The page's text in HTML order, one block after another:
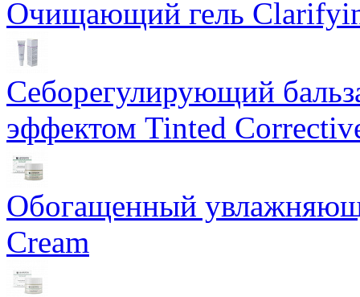
Очищающий гель
Себорегулирующий
эффектом Tinted
Обогащенный
Cream